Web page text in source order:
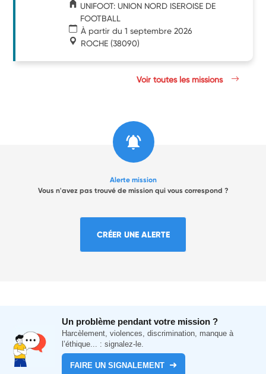
UNIFOOT: UNION NORD ISEROISE DE
FOOTBALL
À partir du 1 septembre 2026
ROCHE (38090)
Voir toutes les missions
Alerte mission
Vous n'avez pas trouvé de mission qui vous correspond ?
CRÉER UNE ALERTE
Un problème pendant votre mission ?
Harcèlement, violences, discrimination, manque à
l’éthique... : signalez-le.
FAIRE UN SIGNALEMENT